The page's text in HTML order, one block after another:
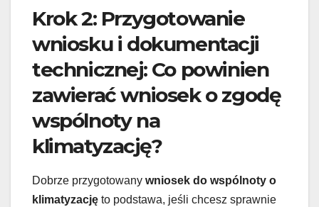
Krok 2: Przygotowanie
wniosku i dokumentacji
technicznej: Co powinien
zawierać wniosek o zgodę
wspólnoty na
klimatyzację?
Dobrze przygotowany wniosek do wspólnoty o
klimatyzację to podstawa, jeśli chcesz sprawnie